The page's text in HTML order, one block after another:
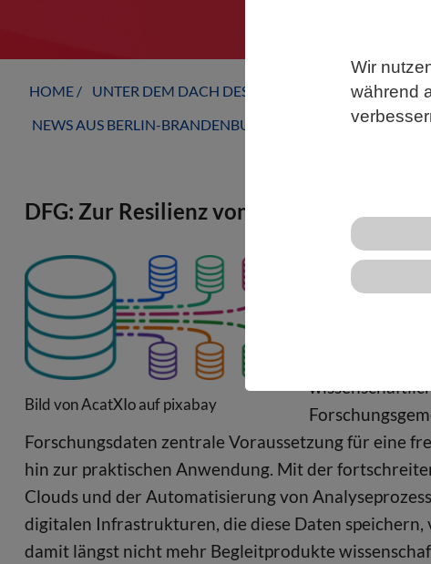
Wir
während
HOME UNTER DEM DACH DES VBIO
NEWS AUS BERLIN-BRANDENBURG
DFG: Zur Resilienz von
Bild von AcatXIo auf pixabay
Ad-hoc-AG
formuliert
Forschungsdaten zentrale Voraussetzung für eine
hin zur praktischen Anwendung. Mit der
Clouds und der Automatisierung von
digitalen Infrastrukturen, die diese Daten
damit längst nicht mehr Begleitprodukte